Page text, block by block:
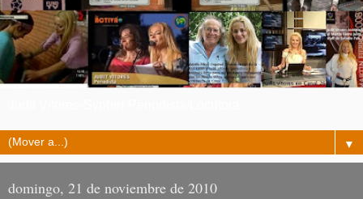
▼
domingo, 21 de noviembre de 2010